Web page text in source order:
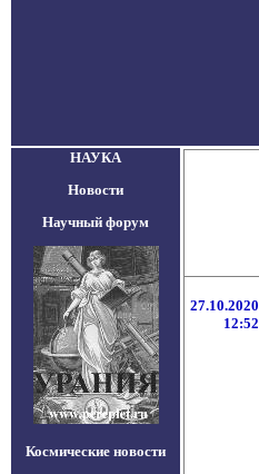
НАУКА
Новости
Научный форум
Космические новости
27.10.2020
12:52